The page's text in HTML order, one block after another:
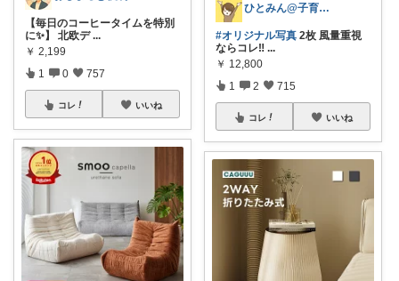
【毎日のコーヒータイムを特別
に✨】 北欧デ ...
￥ 2,199
1 0 757
コレ いいね
ひとみん@子育てと可愛いもの好き⚮̈
#オリジナル写真 2枚 風量重視
ならコレ‼ ...
￥ 12,800
1 2 715
コレ いいね